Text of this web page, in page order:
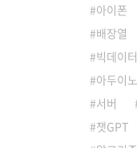
아이폰
배장열
빅데이터
아두이노
서버
챗GPT